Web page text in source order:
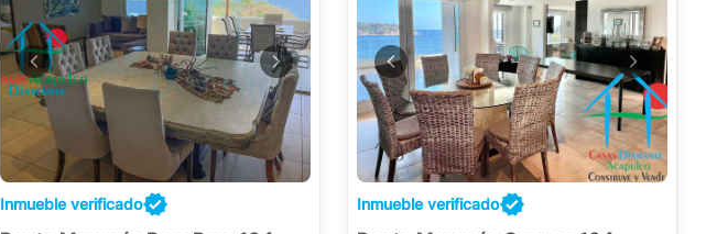
Inmueble verificado Inmueble verificado